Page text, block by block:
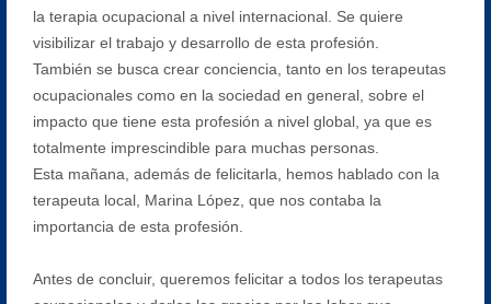
la terapia ocupacional a nivel internacional. Se quiere
visibilizar el trabajo y desarrollo de esta profesión.
También se busca crear conciencia, tanto en los terapeutas
ocupacionales como en la sociedad en general, sobre el
impacto que tiene esta profesión a nivel global, ya que es
totalmente imprescindible para muchas personas.
Esta mañana, además de felicitarla, hemos hablado con la
terapeuta local, Marina López, que nos contaba la
importancia de esta profesión.
Antes de concluir, queremos felicitar a todos los terapeutas